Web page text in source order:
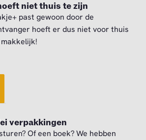
niet thuis te zijn
past gewoon door de
hoeft er dus niet voor thuis
verpakkingen
Of een boek? We hebben